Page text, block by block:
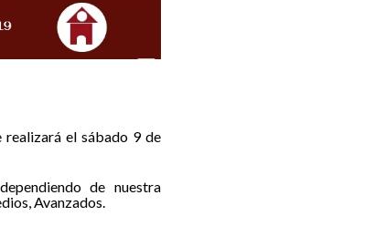
el sábado 9 de
de nuestra
Avanzados.